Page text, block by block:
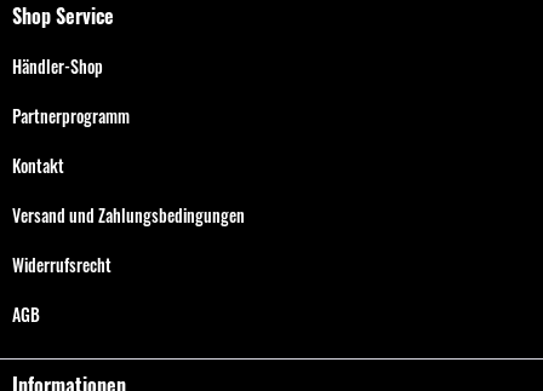
Shop Service
Händler-Shop
Partnerprogramm
Kontakt
Versand und Zahlungsbedingungen
Widerrufsrecht
AGB
Informationen